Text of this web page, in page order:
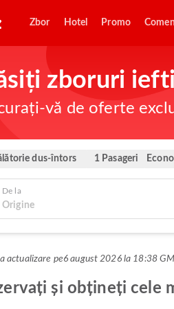
Zbor Hotel Promo
zboruri
vă de oferte
dus-întors 1 Pasageri
De la
actualizare pe6 august 2026 la 18:38
și obțineți cele